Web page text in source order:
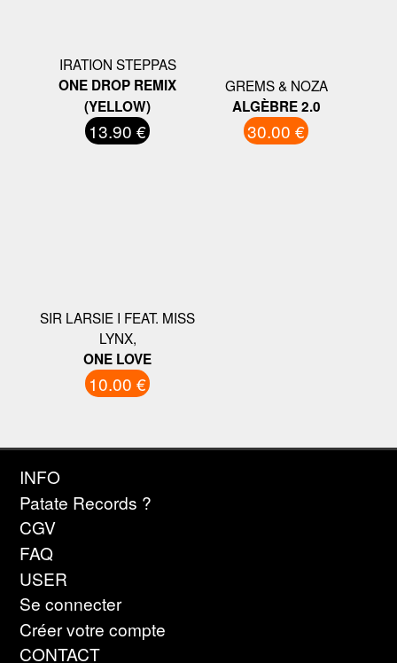
IRATION STEPPAS
ONE DROP REMIX
(YELLOW)
13.90 €
GREMS & NOZA
ALGÈBRE 2.0
30.00 €
SIR LARSIE I FEAT. MISS
LYNX,
ONE LOVE
10.00 €
INFO
Patate Records ?
CGV
FAQ
USER
Se connecter
Créer votre compte
CONTACT